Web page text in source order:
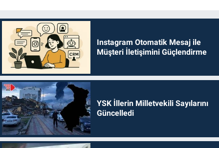
Instagram Otomatik Mesaj ile
Müşteri İletişimini Güçlendirme
YSK İllerin Milletvekili Sayılarını
Güncelledi